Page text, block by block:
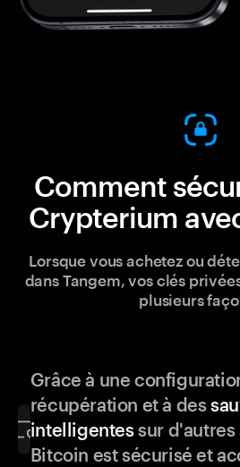
Comment
Crypterium
Lorsque vous achetez ou
dans Tangem, vos clés
plusieurs
Grâce à une
récupération et à des
intelligentessur d'autres
Bitcoin est sécurisé et